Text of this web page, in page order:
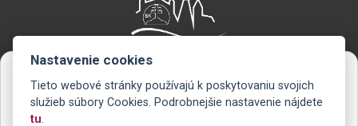
Novinky na Váš e-mail
Nastavenie cookies
Tieto webové stránky používajú k poskytovaniu svojich
služieb súbory Cookies. Podrobnejšie nastavenie nájdete
tu.